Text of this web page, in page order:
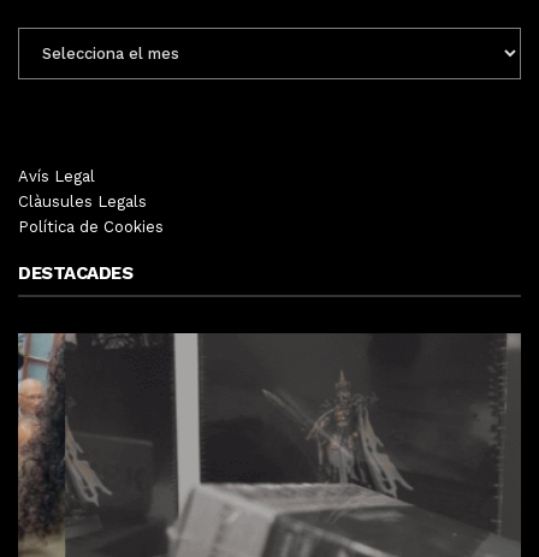
MENSUALS
Avís Legal
Clàusules Legals
Política de Cookies
DESTACADES